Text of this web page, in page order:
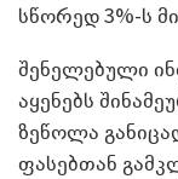
სწორედ 3%-ს
შენელებული
აყენებს
ზეწოლა
ფასებთან